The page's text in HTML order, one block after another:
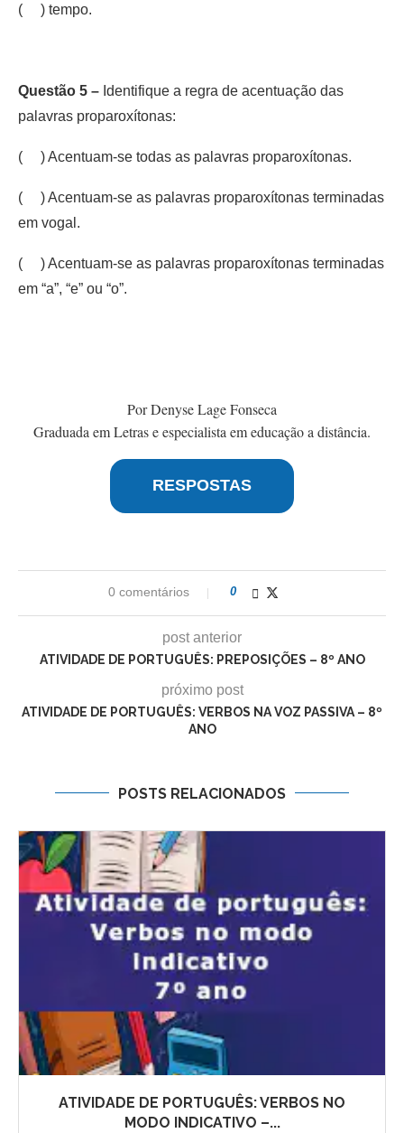
( ) tempo.
Questão 5 – Identifique a regra de acentuação das
palavras proparoxítonas:
( ) Acentuam-se todas as palavras proparoxítonas.
( ) Acentuam-se as palavras proparoxítonas terminadas
em vogal.
( ) Acentuam-se as palavras proparoxítonas terminadas
em “a”, “e” ou “o”.
Por Denyse Lage Fonseca
Graduada em Letras e especialista em educação a distância.
RESPOSTAS
0 comentários 0
post anterior
ATIVIDADE DE PORTUGUÊS: PREPOSIÇÕES – 8º ANO
próximo post
ATIVIDADE DE PORTUGUÊS: VERBOS NA VOZ PASSIVA – 8º
ANO
POSTS RELACIONADOS
ATIVIDADE DE PORTUGUÊS: VERBOS NO
MODO INDICATIVO –...